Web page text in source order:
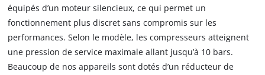
équipés d’un moteur silencieux, ce qui permet un
fonctionnement plus discret sans compromis sur les
performances. Selon le modèle, les compresseurs atteignent
une pression de service maximale allant jusqu’à 10 bars.
Beaucoup de nos appareils sont dotés d’un réducteur de